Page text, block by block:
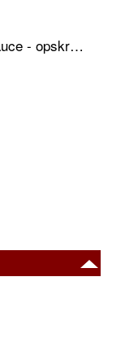
Andesteg med æbler, svesker og sauce - opskrift også til jul